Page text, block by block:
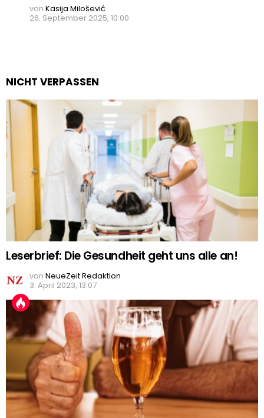
von Kasija Milošević
26. September 2025, 10:00
NICHT VERPASSEN
Leserbrief: Die Gesundheit geht uns alle an!
von NeueZeit Redaktion
3. April 2023, 13:07